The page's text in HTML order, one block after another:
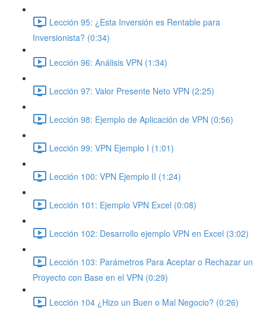
Lección 95: ¿Esta Inversión es Rentable para
Inversionista? (0:34)
Lección 96: Análisis VPN (1:34)
Lección 97: Valor Presente Neto VPN (2:25)
Lección 98: Ejemplo de Aplicación de VPN (0:56)
Lección 99: VPN Ejemplo I (1:01)
Lección 100: VPN Ejemplo II (1:24)
Lección 101: Ejemplo VPN Excel (0:08)
Lección 102: Desarrollo ejemplo VPN en Excel (3:02)
Lección 103: Parámetros Para Aceptar o Rechazar un
Proyecto con Base en el VPN (0:29)
Lección 104 ¿Hizo un Buen o Mal Negocio? (0:26)